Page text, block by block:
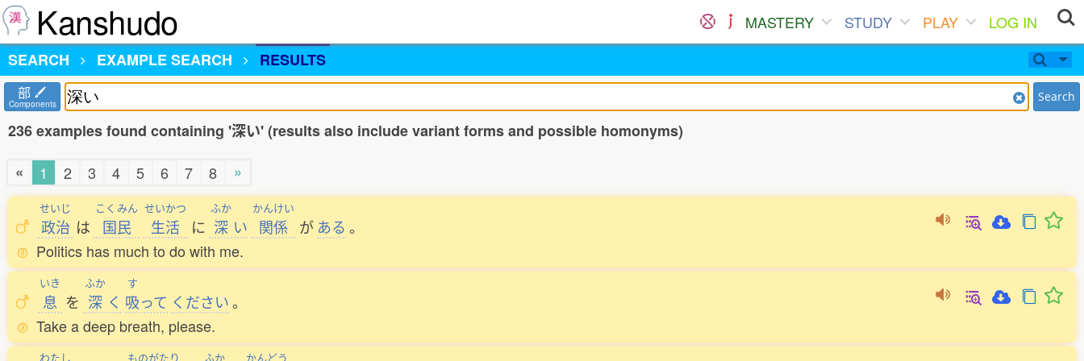
Kanshudo MASTERY STUDY PLAY
LOG IN
SEARCH
EXAMPLE SEARCH RESULTS
部
Components Search
236 examples found containing '深い' (results also include variant forms and possible homonyms)
«
1 2 3 4 5 6 7 8 »
せいじ
政治 は
こくみん
国民
せいかつ
生活 に
ふか
深 い
かんけい
関係 が ある 。
Politics has much to do with me.
いき
息 を
ふか
深 く
す
吸って ください。
Take a deep breath, please.
わたし ものがたり ふか かんどう